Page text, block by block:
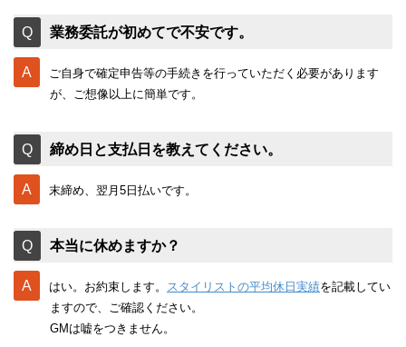
業務委託が初めてで不安です。
ご自身で確定申告等の手続きを行っていただく必要があります
が、ご想像以上に簡単です。
締め日と支払日を教えてください。
末締め、翌月5日払いです。
本当に休めますか？
はい。お約束します。 スタイリストの平均休日実績を記載してい
ますので、ご確認ください。
GMは嘘をつきません。